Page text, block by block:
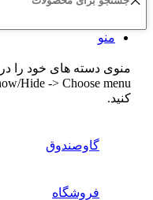
منو
کنید.
گاوصندوق
فروشگاه